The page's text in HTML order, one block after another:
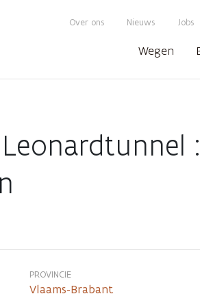
Over ons Nieuws Jobs
Wegen
PROVINCIE
Vlaams-Brabant